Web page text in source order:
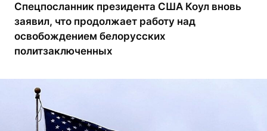
Спецпосланник президента США Коул вновь
заявил, что продолжает работу над
освобождением белорусских
политзаключенных